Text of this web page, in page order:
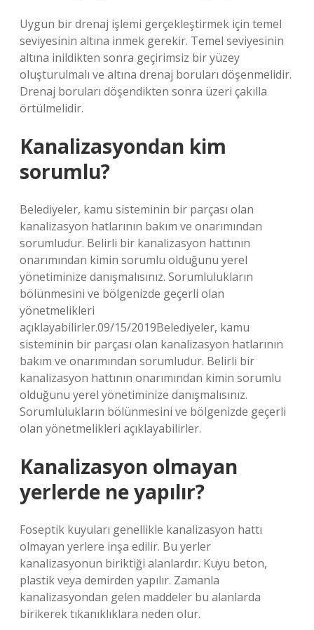
Uygun bir drenaj işlemi gerçekleştirmek için temel
seviyesinin altına inmek gerekir. Temel seviyesinin
altına inildikten sonra geçirimsiz bir yüzey
oluşturulmalı ve altına drenaj boruları döşenmelidir.
Drenaj boruları döşendikten sonra üzeri çakılla
örtülmelidir.
Kanalizasyondan kim
sorumlu?
Belediyeler, kamu sisteminin bir parçası olan
kanalizasyon hatlarının bakım ve onarımından
sorumludur. Belirli bir kanalizasyon hattının
onarımından kimin sorumlu olduğunu yerel
yönetiminize danışmalısınız. Sorumlulukların
bölünmesini ve bölgenizde geçerli olan
yönetmelikleri
açıklayabilirler.09/15/2019Belediyeler, kamu
sisteminin bir parçası olan kanalizasyon hatlarının
bakım ve onarımından sorumludur. Belirli bir
kanalizasyon hattının onarımından kimin sorumlu
olduğunu yerel yönetiminize danışmalısınız.
Sorumlulukların bölünmesini ve bölgenizde geçerli
olan yönetmelikleri açıklayabilirler.
Kanalizasyon olmayan
yerlerde ne yapılır?
Foseptik kuyuları genellikle kanalizasyon hattı
olmayan yerlere inşa edilir. Bu yerler
kanalizasyonun biriktiği alanlardır. Kuyu beton,
plastik veya demirden yapılır. Zamanla
kanalizasyondan gelen maddeler bu alanlarda
birikerek tıkanıklıklara neden olur.